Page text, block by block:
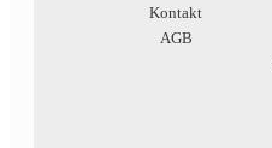
Kontakt
AGB